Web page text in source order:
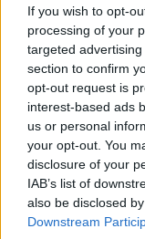
If you wish to opt-
processing of your
targeted
section to confirm
opt-out request is
interest-based ads
us or personal
your opt-out. You
disclosure of your
IAB’s list of
also be disclosed
Downstream